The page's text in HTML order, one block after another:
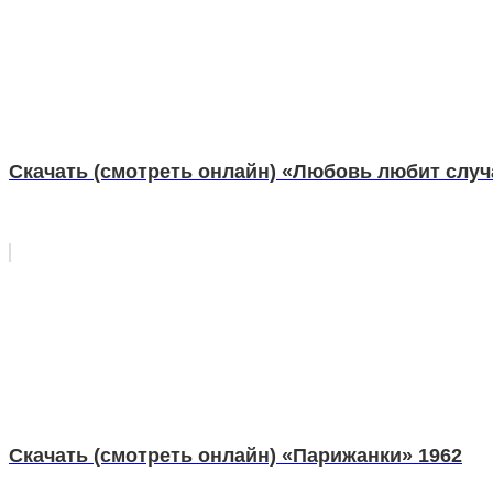
Скачать (смотреть онлайн) «Любовь любит
Скачать (смотреть онлайн) «Парижанки» 1962